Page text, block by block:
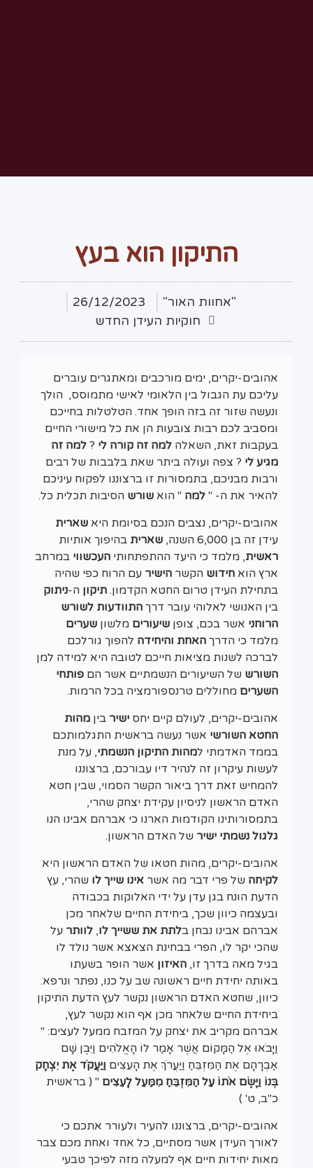
התיקון הוא בעץ
"אחוות האור"
26/12/2023
חוקיות העידן החדש
אהובים-יקרים, ימים מורכבים ומאתגרים עוברים
עליכם עת הגבול בין הלאומי לאישי מתמוסס, הולך
ונעשה שזור זה בזה הופך אחד. הטלטלות בחייכם
ומסביב לכם רבות צובעות הן את כל מישורי החיים
בעקבות זאת, השאלה למה זה קורה לי ? למה זה
מגיע לי ? צפה ועולה ביתר שאת בלבבות של רבים
ורבות מבניכם, בתמסורות זו ברצוננו לפקוח עיניכם
להאיר את ה- " למה " הוא שורש הסיבות תכלית כל.
אהובים-יקרים, נצבים הנכם בסיומת היא שארית
עידן זה בן 6,000 השנה,
שארית בהיפוך אותיות
ראשית, מלמד כי היעד ההתפתחותי העכשווי במרחב
ארץ הוא חידוש הקשר הישיר עם הרוח כפי שהיה
בתחילת העידן טרום החטא הקדמון. תיקון ה-ניתוק
בין האנושי לאלוהי עובר דרך התוודעות לשורש
הרוחני אשר בכם, צופן שיעורים מלשון שערים
מלמד כי הדרך האחת והיחידה להפוך גורלכם
לברכה לשנות מציאות חייכם לטובה היא למידה למן
השורש של השיעורים הנשמתיים אשר הם פותחי
השערים מחוללים טרנספורמציה בכל הרמות.
אהובים-יקרים, לעולם קיים יחס ישיר בין מהות
החטא השורשי אשר נעשה בראשית התגלמותכם
בממד האדמתי למהות התיקון הנשמתי, על מנת
לעשות עיקרון זה לנהיר דיו עבורכם, ברצוננו
להמחיש זאת דרך ביאור הקשר הסמוי, שבין חטא
האדם הראשון לניסיון עקידת יצחק שהרי,
בתמסורותינו הקודמות הארנו כי אברהם אבינו הנו
גלגול נשמתי ישיר של האדם הראשון.
אהובים-יקרים, מהות חטאו של האדם הראשון היא
לקיחה של פרי דבר מה אשר אינו שייך לו שהרי, עץ
הדעת הונח בגן עדן על ידי האלוקות בכבודה
ובעצמה כיוון שכך, ביחידת החיים שלאחר מכן
אברהם אבינו נבחן בלתת את ששייך לו, לוותר על
שהכי יקר לו, הפרי בבחינת הצאצא אשר נולד לו
בגיל מאה בדרך זו, האיזון אשר הופר בשעתו
באותה יחידת חיים ראשונה שב על כנו, נפתר ונרפא.
כיוון, שחטא האדם הראשון נקשר לעץ הדעת התיקון
ביחידת החיים שלאחר מכן אף הוא נקשר לעץ,
אברהם מקריב את יצחק על המזבח ממעל לעצים: "
וַיָּבֹאוּ אֶל הַמָּקוֹם אֲשֶׁר אָמַר לוֹ הָאֱלֹהִים וַיִּבֶן שָׁם
אַבְרָהָם אֶת הַמִּזְבֵּחַ וַיַּעֲרֹךְ אֶת הָעֵצִים וַיַּעֲקֹד אֶת יִצְחָק
בְּנוֹ וַיָּשֶׂם אֹתוֹ עַל הַמִּזְבֵּחַ מִמַּעַל לָעֵצִים " ( בראשית
כ"ב, ט' )
אהובים-יקרים, ברצוננו להעיר ולעורר אתכם כי
לאורך העידן אשר מסתיים, כל אחד ואחת מכם צבר
מאות יחידות חיים אף למעלה מזה לפיכך טבעי